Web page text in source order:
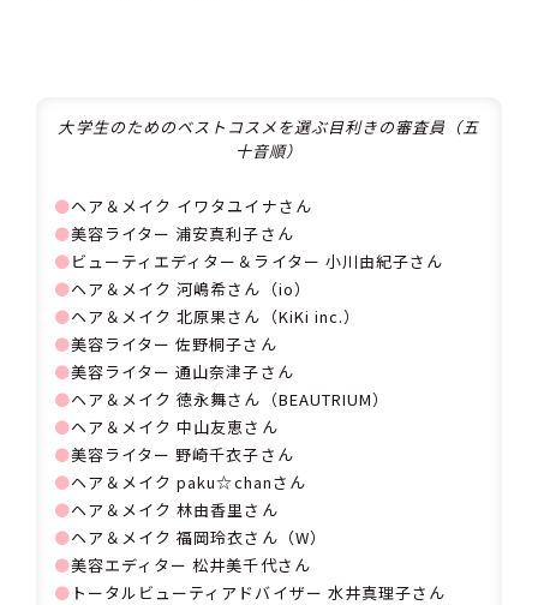
大学生のためのベストコスメを選ぶ目利きの審査員（五
十音順）
⚫ヘア＆メイク イワタユイナさん
⚫美容ライター 浦安真利子さん
⚫ビューティエディター＆ライター 小川由紀子さん
⚫ヘア＆メイク 河嶋希さん（io）
⚫ヘア＆メイク 北原果さん（KiKi inc.）
⚫美容ライター 佐野桐子さん
⚫美容ライター 通山奈津子さん
⚫ヘア＆メイク 徳永舞さん（BEAUTRIUM）
⚫ヘア＆メイク 中山友恵さん
⚫美容ライター 野崎千衣子さん
⚫ヘア＆メイク paku☆chanさん
⚫ヘア＆メイク 林由香里さん
⚫ヘア＆メイク 福岡玲衣さん（W）
⚫美容エディター 松井美千代さん
⚫ トータルビューティアドバイザー 水井真理子さん